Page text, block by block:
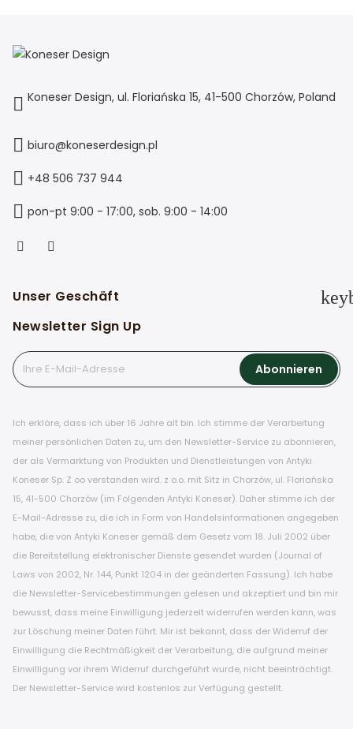
Koneser Design, ul. Floriańska 15, 41-500 Chorzów, Poland
biuro@koneserdesign.pl
+48 506 737 944
pon-pt 9:00 - 17:00, sob. 9:00 - 14:00
Unser Geschäft
Newsletter Sign Up
Ich erkläre, dass ich über 16 Jahre alt bin. Ich stimme der Verarbeitung
meiner persönlichen Daten zu, um den Newsletter-Service zu abonnieren,
der als Vermarktung von Produkten und Dienstleistungen von Antyki
Koneser Sp. Z oo verstanden wird. z o.o. mit Sitz in Chorzów, ul. Floriańska
15, 41-500 Chorzów (im Folgenden Antyki Koneser). Daher stimme ich der
E-Mail-Adresse zu, die ich in Form von Handelsinformationen angegeben
habe, die von Antyki Koneser gemäß dem Gesetz vom 18. Juli 2002 über
die Bereitstellung elektronischer Dienste gesendet wurden (Journal of
Laws von 2002, Nr. 144, Punkt 1204 in der geänderten Fassung). Ich habe
die Newsletter-Servicebestimmungen gelesen und akzeptiert und bin mir
bewusst, dass meine Einwilligung jederzeit widerrufen werden kann, was
zur Löschung meiner Daten führt. Mir ist bekannt, dass der Widerruf der
Einwilligung die Rechtmäßigkeit der Verarbeitung, die aufgrund meiner
Einwilligung vor ihrem Widerruf durchgeführt wurde, nicht beeinträchtigt.
Der Newsletter-Service wird kostenlos zur Verfügung gestellt.